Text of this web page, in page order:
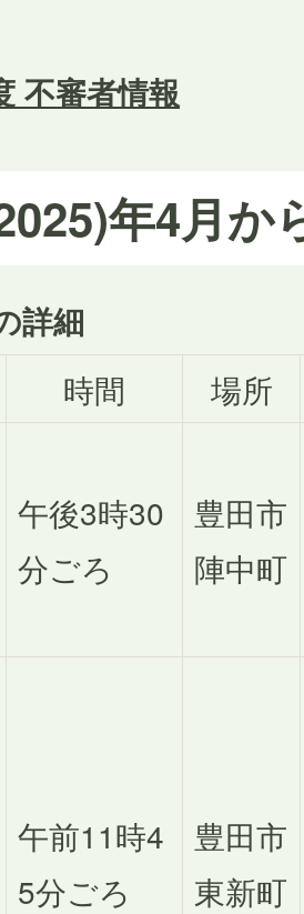
不審者情報
年4月か
詳細
時間 場所
午後3時30
分ごろ
豊田市
陣中町
午前11時4
5分ごろ
豊田市
東新町